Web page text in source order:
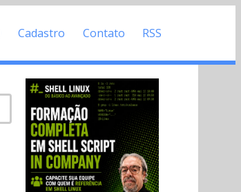
Cadastro Contato RSS